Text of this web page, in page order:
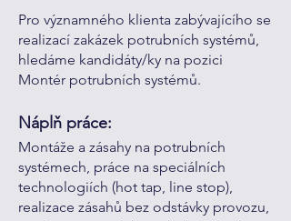
Pro významného klienta zabývajícího se
realizací zakázek potrubních systémů,
hledáme kandidáty/ky na pozici
Montér potrubních systémů.
Náplň práce:
Montáže a zásahy na potrubních
systémech, práce na speciálních
technologiích (hot tap, line stop),
realizace zásahů bez odstávky provozu,